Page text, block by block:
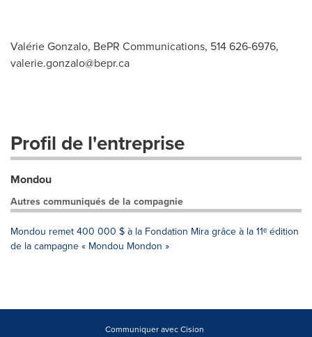
Valérie Gonzalo, BePR Communications, 514 626-6976,
valerie.gonzalo@bepr.ca
Profil de l'entreprise
Mondou
Autres communiqués de la compagnie
Mondou remet 400 000 $ à la Fondation Mira grâce à la 11ᵉ édition
de la campagne « Mondou Mondon »
Communiquer avec Cision